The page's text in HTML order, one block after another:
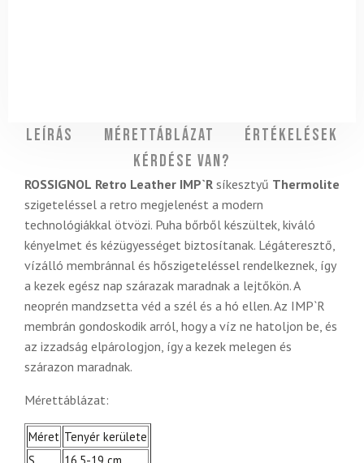
Leírás Mérettáblázat
Értékelések
Kérdése van?
ROSSIGNOL Retro Leather IMP`R síkesztyű Thermolite
szigeteléssel a retro megjelenést a modern
technológiákkal ötvözi. Puha bőrből készültek, kiváló
kényelmet és kézügyességet biztosítanak. Légáteresztő,
vízálló membránnal és hőszigeteléssel rendelkeznek, így
a kezek egész nap szárazak maradnak a lejtőkön. A
neoprén mandzsetta véd a szél és a hó ellen. Az IMP`R
membrán gondoskodik arról, hogy a víz ne hatoljon be, és
az izzadság elpárologjon, így a kezek melegen és
szárazon maradnak.
Mérettáblázat:
Méret Tenyér kerülete
S
16,5-19 cm